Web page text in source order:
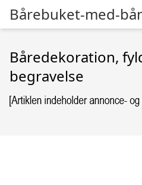
Bårebuket-med-
Båredekoration,
begravelse